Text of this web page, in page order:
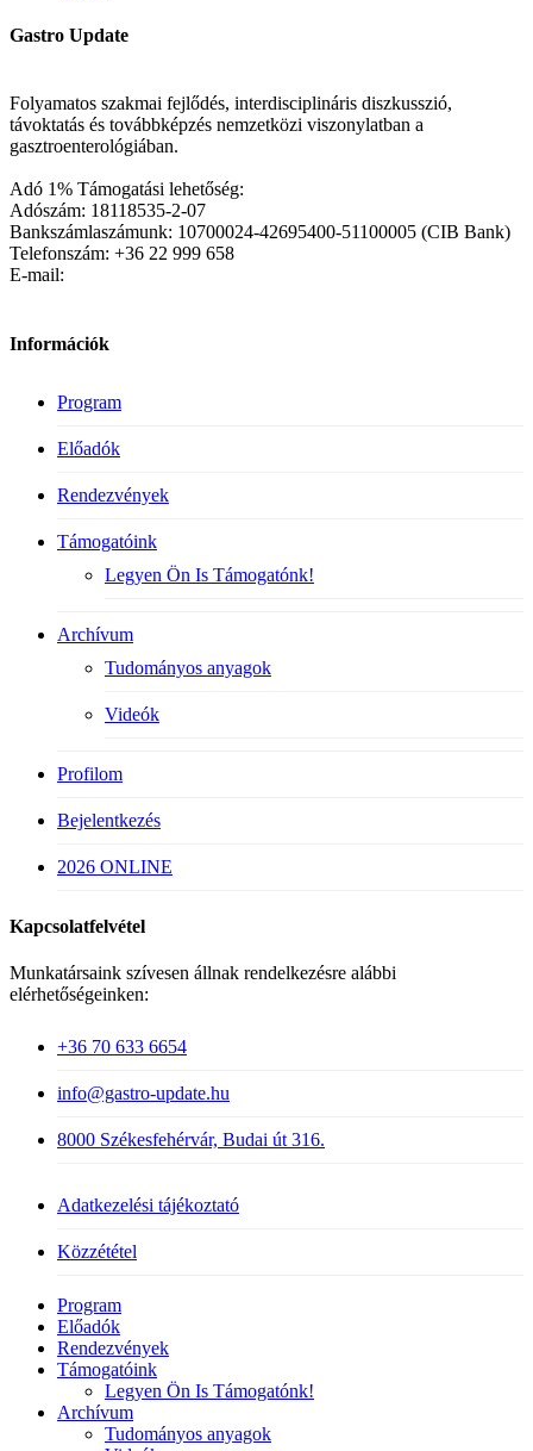
Gastro Update
Folyamatos szakmai fejlődés, interdisciplináris diszkusszió,
távoktatás és továbbképzés nemzetközi viszonylatban a
gasztroenterológiában.
Adó 1% Támogatási lehetőség:
Adószám: 18118535-2-07
Bankszámlaszámunk: 10700024-42695400-51100005 (CIB Bank)
Telefonszám: +36 22 999 658
E-mail:
Információk
Program
Előadók
Rendezvények
Támogatóink
Legyen Ön Is Támogatónk!
Archívum
Tudományos anyagok
Videók
Profilom
Bejelentkezés
2026 ONLINE
Kapcsolatfelvétel
Munkatársaink szívesen állnak rendelkezésre alábbi
elérhetőségeinken:
+36 70 633 6654
info@gastro-update.hu
8000 Székesfehérvár, Budai út 316.
Adatkezelési tájékoztató
Közzététel
Close
Menu
Program
Előadók
Rendezvények
Támogatóink
Legyen Ön Is Támogatónk!
Archívum
Tudományos anyagok